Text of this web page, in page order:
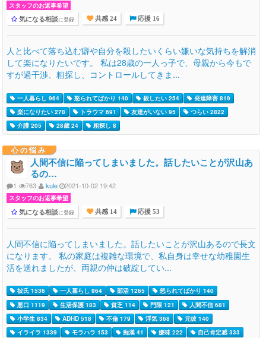
スタッフのお返事希望
気になる相談に登録 共感 24 応援 16
人と比べて落ち込む癖や自分を殺したいくらい嫌いな気持ちを解消
して楽になりたいです。 私は28歳の一人っ子で、母親から今もで
すが過干渉、粗探し、コントロールしてきま...
一人暮らし 964 怒られてばかり 140 殺したい 254
発達障害 819
楽になりたい 278
トラウマ 691 友達がいない 95
つらい 2822
介護 205
28歳 24 粗探し 8
心の悩み
人間不信に陥ってしまいました。話したいことが沢山あ
るの…
1 763 kule 2021-10-02 19:42
スタッフのお返事希望
気になる相談に登録 共感 14 応援 53
人間不信に陥ってしまいました。話したいことが沢山あるので長文
になります。 私の家庭は複雑な環境で、私自身は幸せな幼稚園生
活を送れましたが、両親の仲は破綻してい...
彼氏 1536 一人暮らし 964 部活 1265
怒られてばかり 140
悪口 1119
生活保護 183 貧乏 114 門限 121
人間不信 681
小学生 834
ADHD 518 不倫 179 浮気 368
元彼 140
イライラ 1339
モラハラ 153 痴漢 41 嫌味 222
自己肯定感 333